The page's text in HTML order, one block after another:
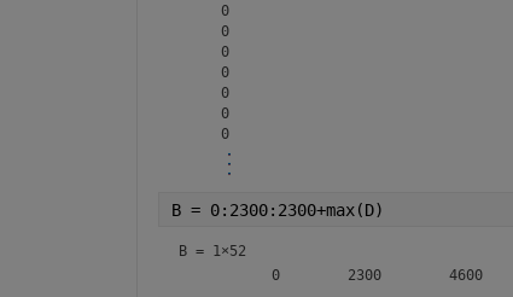
     0
     0
     0
     0
     0
     0
     0
B = 0:2300:2300+max(D)
B = 1×52